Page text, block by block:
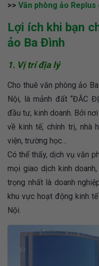
>> Văn phòng ảo
Lợi ích khi bạn
ảo Ba Đình
1. Vị trí địa lý
Cho thuê văn phòng ảo
Nội, là mảnh đất “ĐẮC
đầu tư, kinh doanh. Bởi
về kinh tế, chính trị, nhà
viện, trường học…
Có thể thấy, dịch vụ văn
mọi giao dịch kinh
trọng nhất là doanh
khu vực hoạt động kinh
Nội.